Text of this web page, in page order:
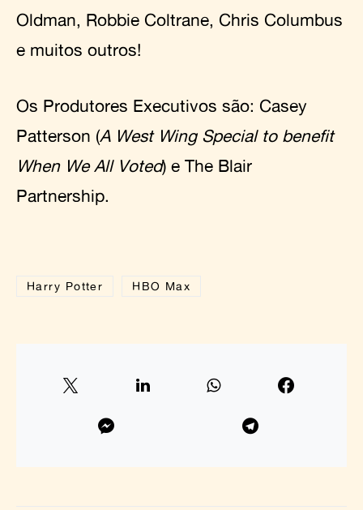
Oldman, Robbie Coltrane, Chris Columbus
e muitos outros!
Os Produtores Executivos são: Casey
Patterson (A West Wing Special to benefit
When We All Voted) e The Blair
Partnership.
Harry Potter HBO Max